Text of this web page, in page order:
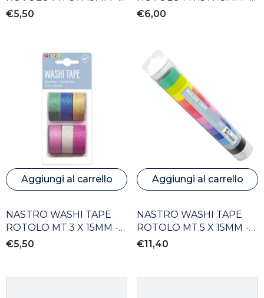
SET PZ. 6 BIANCO/NERO
€5,50
SET PZ. 6 COLORI METAL
€6,00
Aggiungi al carrello
NASTRO WASHI TAPE
ROTOLO MT.3 X 15MM -
SET PZ. 6 COLORI
€5,50
Aggiungi al carrello
NASTRO WASHI TAPE
ROTOLO MT.5 X 15MM -
SET PZ. 14 - COL. ASS.
€11,40